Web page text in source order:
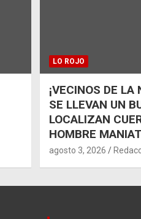
LO ROJO
¡VECINOS DE LA
SE LLEVAN UN
LOCALIZAN
HOMBRE
agosto 3, 2026